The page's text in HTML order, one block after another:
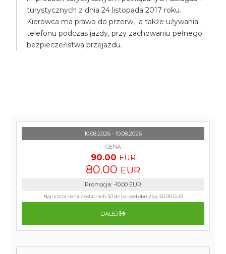
turystycznych z dnia 24 listopada 2017 roku.
Kierowca ma prawo do przerw, a także używania
telefonu podczas jazdy, przy zachowaniu pełnego
bezpieczeństwa przejazdu.
10.08.2026 - 10.08.2026
CENA
90.00 EUR
80.00 EUR
Promocja: -10.00 EUR
Najniższa cena z ostatnich 30 dni przed obniżką:50.00 EUR
DALEJ